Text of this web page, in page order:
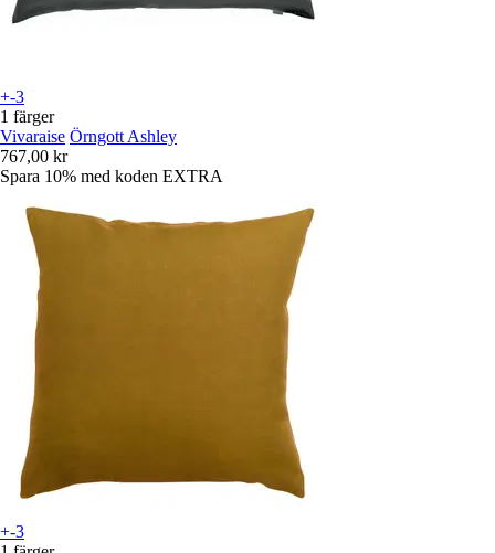
+-3
1 färger
Vivaraise Örngott Ashley
767,00 kr
Spara 10% med koden EXTRA
+-3